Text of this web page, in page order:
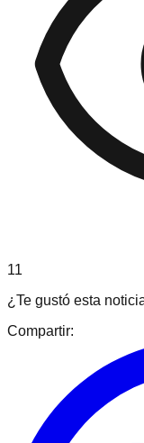
11
¿Te gustó esta
Compartir: